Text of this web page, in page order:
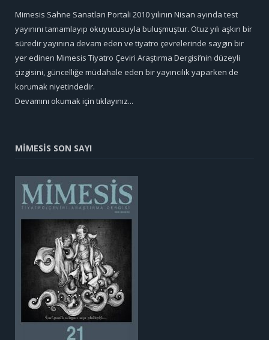
Mimesis Sahne Sanatları Portali 2010 yılının Nisan ayında test
yayınını tamamlayıp okuyucusuyla buluşmuştur. Otuz yılı aşkın bir
süredir yayınına devam eden ve tiyatro çevrelerinde saygın bir
yer edinen Mimesis Tiyatro Çeviri Araştırma Dergisi’nin düzeyli
çizgisini, güncelliğe müdahale eden bir yayıncılık yaparken de
korumak niyetindedir.
Devamını okumak için tıklayınız...
MİMESİS SON SAYI